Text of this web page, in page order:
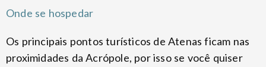
Onde se hospedar
Os principais pontos turísticos de Atenas ficam nas
proximidades da Acrópole, por isso se você quiser